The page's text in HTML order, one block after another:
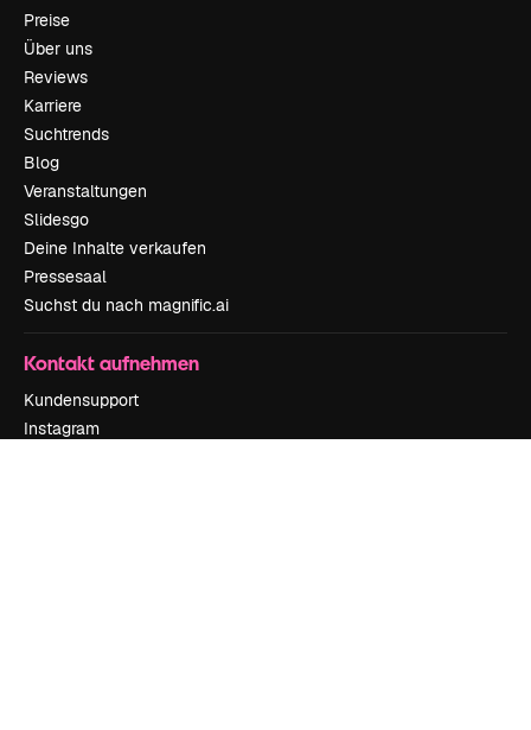
Preise
Über uns
Reviews
Karriere
Suchtrends
Blog
Veranstaltungen
Slidesgo
Deine Inhalte verkaufen
Pressesaal
Suchst du nach magnific.ai
Kontakt aufnehmen
Kundensupport
Instagram